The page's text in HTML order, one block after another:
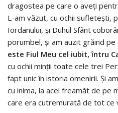
dragostea pe care o aveți
L-am văzut, cu ochii sufletești,
Iordanului, și Duhul Sfânt
porumbel, și am auzit grăind pe
este Fiul Meu cel iubit, întru
cu ochii minții toate cele trei
fapt unic în istoria omenirii. Și
cu inima, la acel freamăt de pe
care era cutremurată de tot ce